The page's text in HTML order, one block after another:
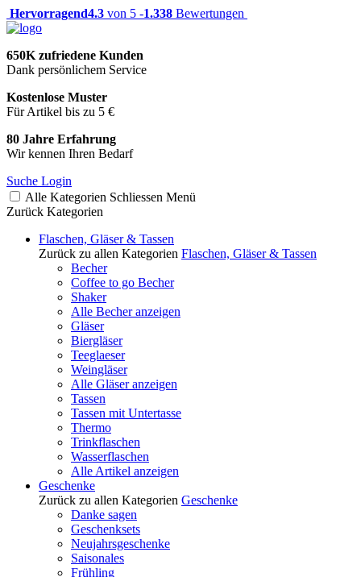
Hervorragend4.3 von 5 -1.338 Bewertungen
650K zufriedene Kunden
Dank persönlichem Service
Kostenlose Muster
Für Artikel bis zu 5 €
80 Jahre Erfahrung
Wir kennen Ihren Bedarf
Suche Login
Alle Kategorien Schliessen Menü
Zurück Kategorien
Flaschen, Gläser & Tassen
Zurück zu allen Kategorien Flaschen, Gläser & Tassen
Becher
Coffee to go Becher
Shaker
Alle Becher anzeigen
Gläser
Biergläser
Teeglaeser
Weingläser
Alle Gläser anzeigen
Tassen
Tassen mit Untertasse
Thermo
Trinkflaschen
Wasserflaschen
Alle Artikel anzeigen
Geschenke
Zurück zu allen Kategorien Geschenke
Danke sagen
Geschenksets
Neujahrsgeschenke
Saisonales
Frühling